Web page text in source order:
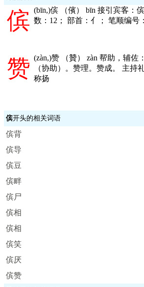
傧 (bīn,)傧 （儐） bīn 接引宾客：
数：12； 部首：亻； 笔顺编号
赞 (zàn,)赞 （贊） zàn 帮助，辅佐
（协助）。赞理。赞成。 主持
称扬
傧开头的相关词语
傧背
傧导
傧豆
傧畔
傧尸
傧相
傧相
傧笑
傧厌
傧赞